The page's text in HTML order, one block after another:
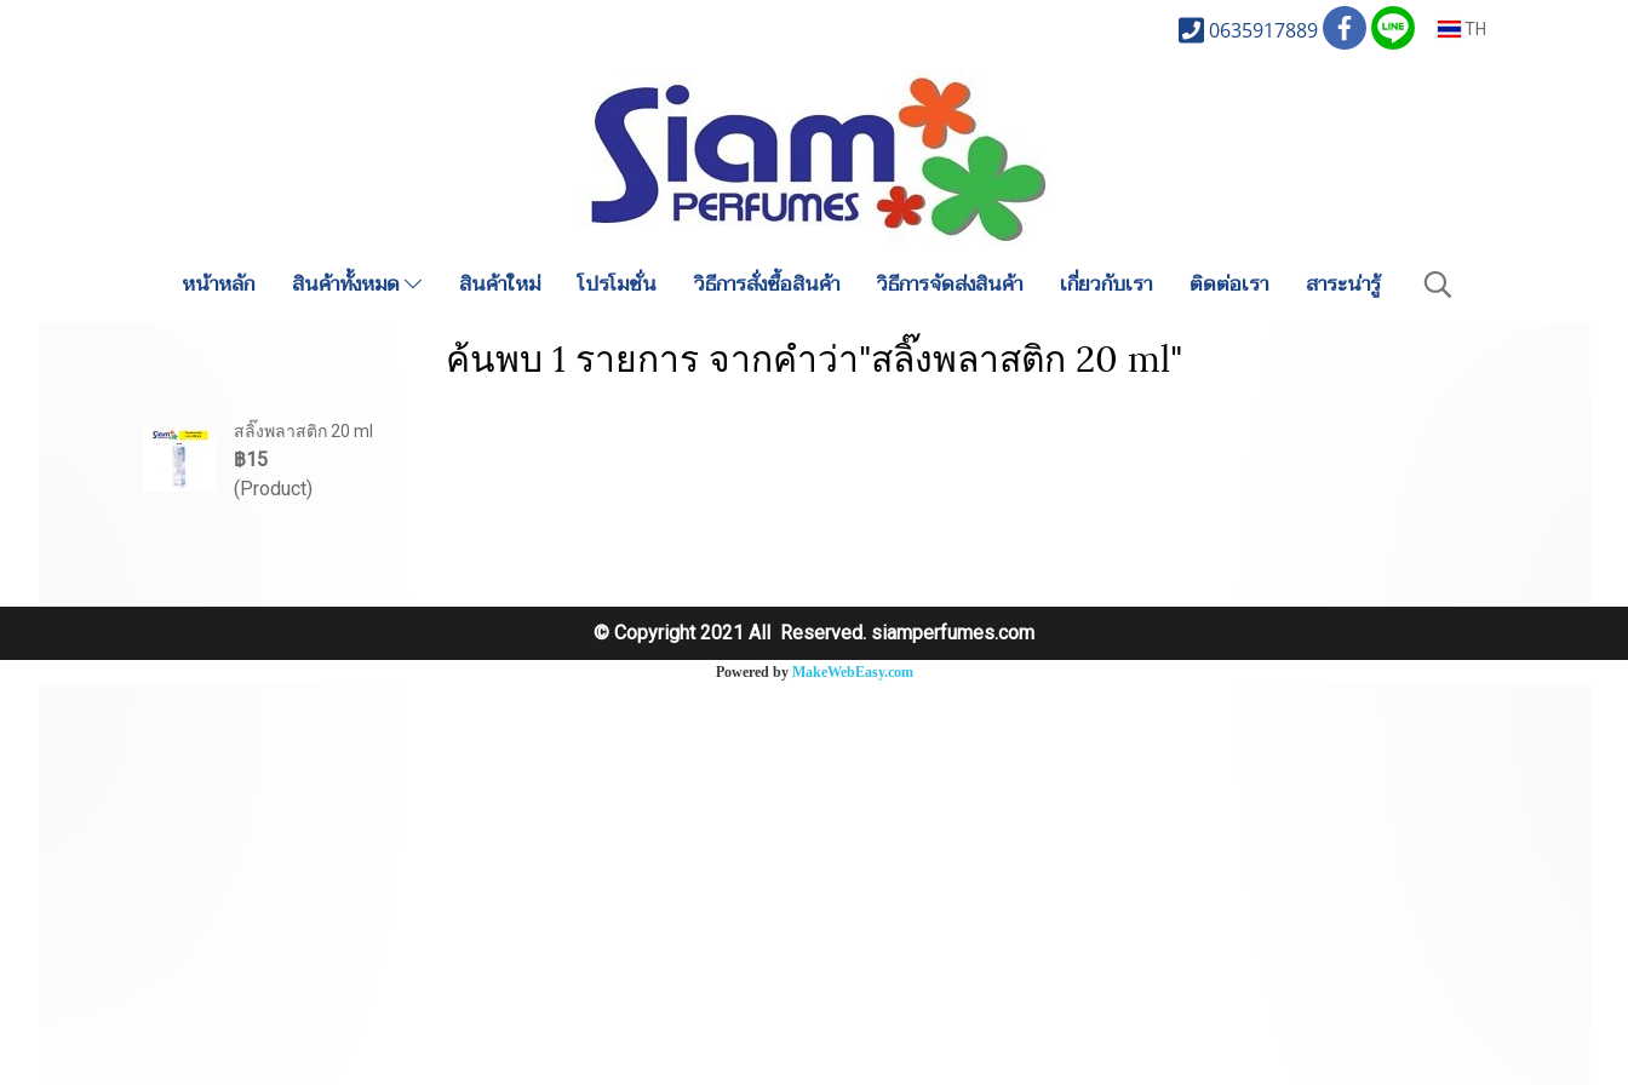
0635917889 TH
หน้าหลัก สินค้าทั้งหมด สินค้าใหม่ โปรโมชั่น วิธีการสั่งซื้อสินค้า วิธีการจัดส่งสินค้า เกี่ยวกับเรา ติดต่อเรา สาระน่ารู้
ค้นพบ 1 รายการ จากคำว่า"สลิ๊งพลาสติก 20 ml"
สลิ๊งพลาสติก 20 ml
฿15
(Product)
© Copyright 2021 All Reserved. siamperfumes.com
Powered by MakeWebEasy.com